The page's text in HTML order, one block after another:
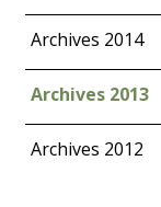
Archives 2014
Archives 2013
Archives 2012